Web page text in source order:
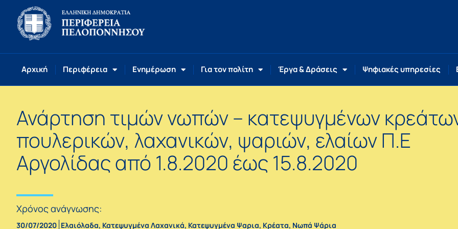
Αρχική Περιφέρεια Ενημέρωση Για τον πολίτη Έργα & Δράσεις Ψηφιακές υπηρεσίες
Ανάρτηση τιμών νωπών – κατεψυγμένων
πουλερικών, λαχανικών, ψαριών, ελαίων Π.Ε
Αργολίδας από 1.8.2020 έως 15.8.2020
Χρόνος ανάγνωσης:
30/07/2020 Ελαιόλαδα, Κατεψυγμένα Λαχανικά, Κατεψυγμένα Ψαρια, Κρέατα, Νωπά Ψάρια